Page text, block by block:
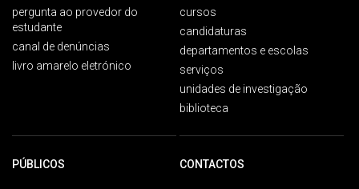
pergunta ao provedor do
estudante
canal de denúncias
livro amarelo eletrónico
cursos
candidaturas
departamentos e escolas
serviços
unidades de investigação
biblioteca
PÚBLICOS CONTACTOS